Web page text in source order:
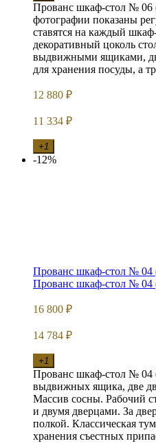
Прованс шкаф-стол № 06
фотографии показаны
ставятся на каждый
декоративный цоколь
выдвижными ящиками,
для хранения посуды, а
12 880 ₽
11 334 ₽
+1
-12%
Прованс шкаф-стол № 04
Прованс шкаф-стол № 04
16 800 ₽
14 784 ₽
+1
Прованс шкаф-стол № 04
выдвижных ящика, две
Массив сосны. Рабочий
и двумя дверцами. За
полкой. Классическая
хранения съестных